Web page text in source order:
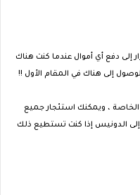
إلى دفع أي أموال عندما كنت هناك
إلى هناك في المقام الأول !!
، ويمكنك استئجار جميع
الدونيس إذا كنت تستطيع ذلك